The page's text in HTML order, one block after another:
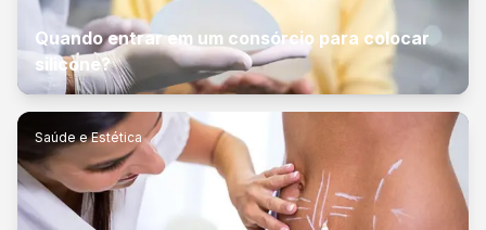
Quando entrar em um consórcio para colocar
silicone?
Saúde e Estética